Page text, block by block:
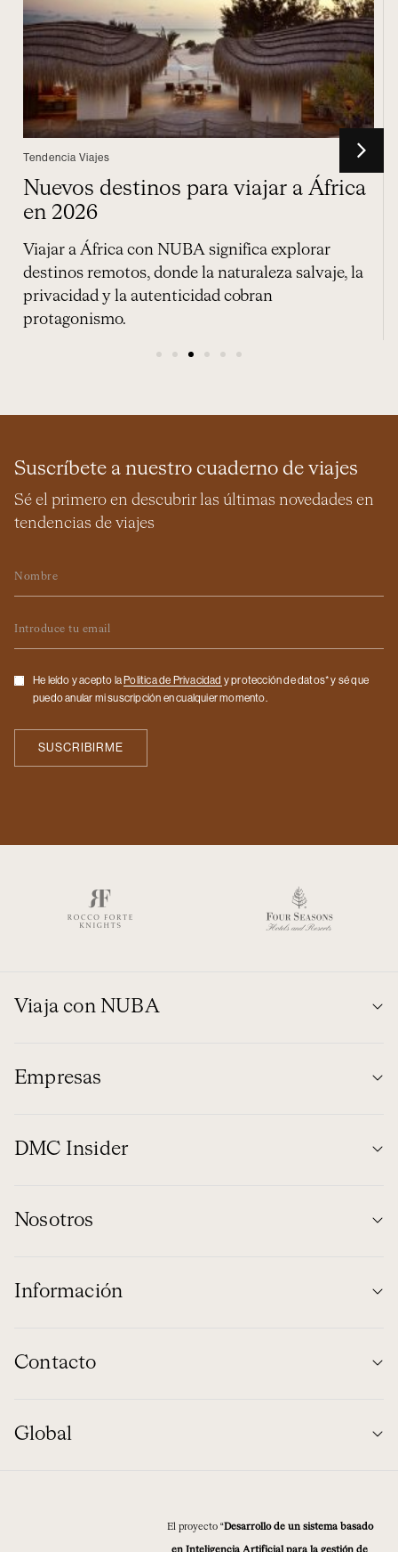
Tendencia Viajes
Nuevos destinos para viajar a África
en 2026
Viajar a África con NUBA significa explorar
destinos remotos, donde la naturaleza salvaje, la
privacidad y la autenticidad cobran
protagonismo.
Suscríbete a nuestro cuaderno de viajes
Sé el primero en descubrir las últimas novedades en
tendencias de viajes
Checkbox
He leído y acepto la Politica de Privacidad y protección de datos* y sé que
puedo anular mi suscripción en cualquier momento.
Viaja con NUBA
Empresas
DMC Insider
Nosotros
Información
Contacto
Global
El proyecto “Desarrollo de un sistema basado
en Inteligencia Artificial para la gestión de